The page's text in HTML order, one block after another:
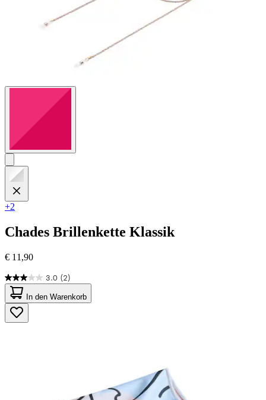
+2
Chades Brillenkette Klassik
€ 11,90
3.0 (2)
3.0
von
5
Sternen.
2
In den Warenkorb